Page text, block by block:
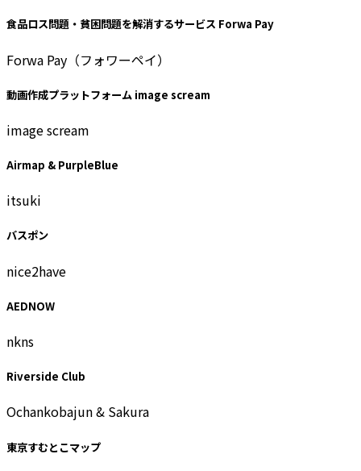
食品ロス問題・貧困問題を解消するサービス Forwa Pay
Forwa Pay（フォワーペイ）
動画作成プラットフォーム image scream
image scream
Airmap & PurpleBlue
itsuki
バスポン
nice2have
AEDNOW
nkns
Riverside Club
Ochankobajun & Sakura
東京すむとこマップ